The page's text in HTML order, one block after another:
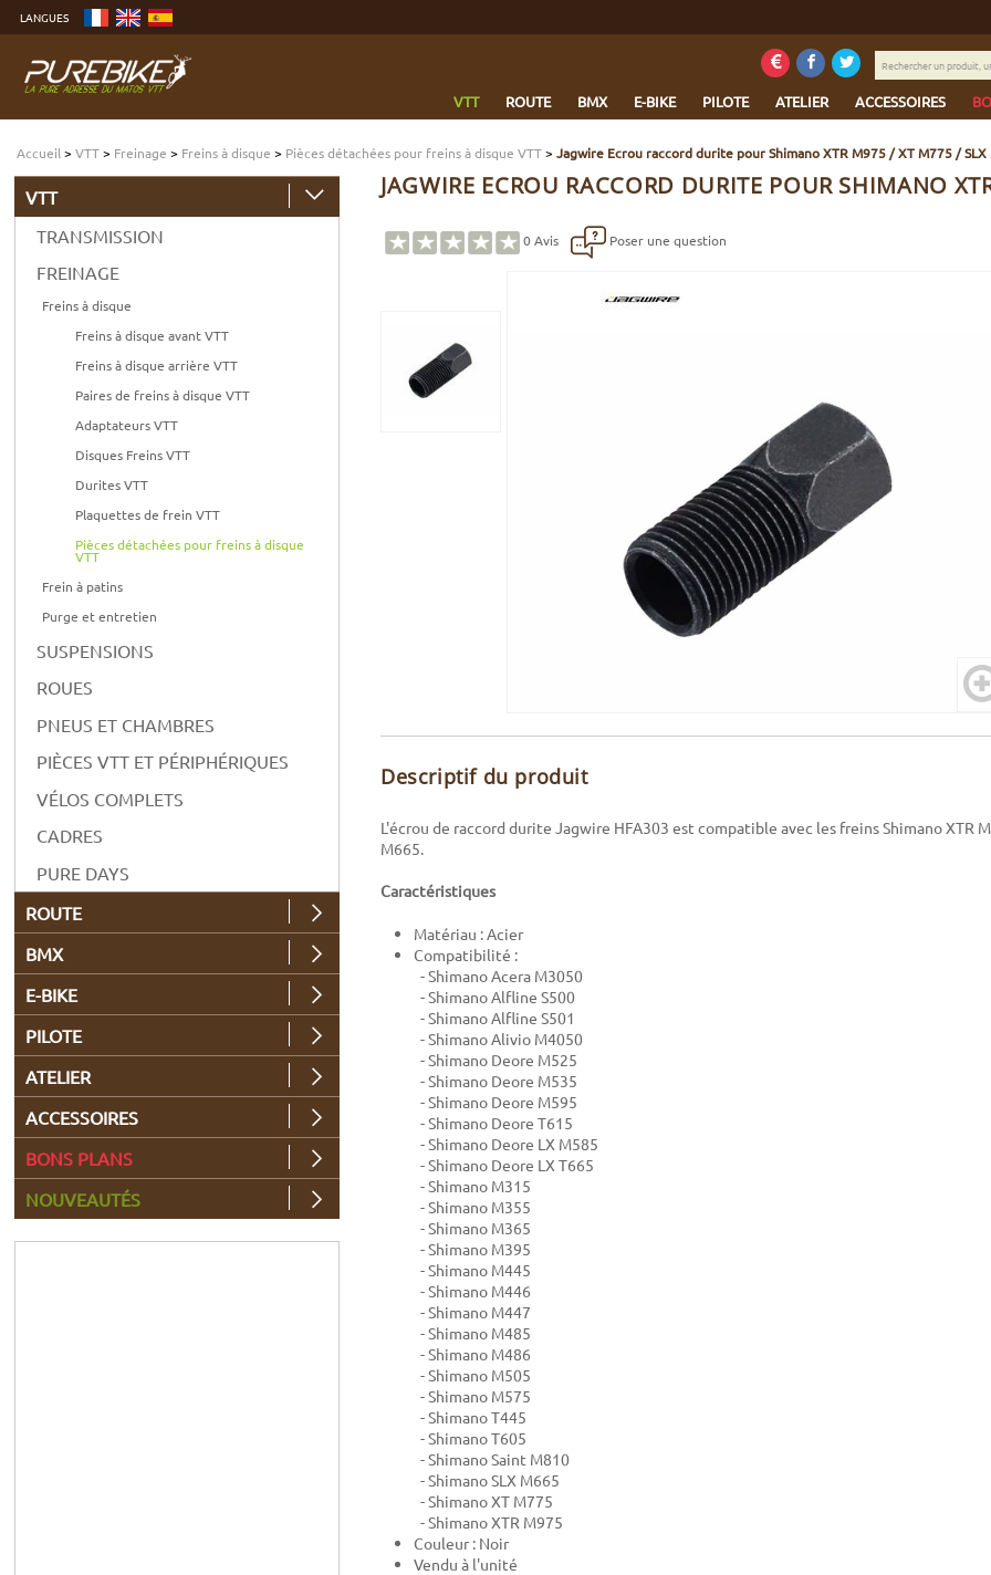
contenu
menu
Aller
LANGUES
VTT ROUTE BMX E-BIKE PILOTE ATELIER ACCESSOIRES
Rechercher
un
une
marque...
Accueil >VTT> Freinage > Freins à disque > Pièces détachées pour freins à disque VTT>Jagwire Ecrou raccord durite pour Shimano XTR M975 / XT M775 / SLX
JAGWIRE ECROU RACCORD DURITE POUR SHIMANO
0 Avis Poser une question
Descriptif du produit
L'écrou de raccord durite Jagwire HFA303 est compatible avec les freins Shimano XTR
M665.
Caractéristiques
Matériau : Acier
Compatibilité :
- Shimano Acera M3050
- Shimano Alfline S500
- Shimano Alfline S501
- Shimano Alivio M4050
- Shimano Deore M525
- Shimano Deore M535
- Shimano Deore M595
- Shimano Deore T615
- Shimano Deore LX M585
- Shimano Deore LX T665
- Shimano M315
- Shimano M355
- Shimano M365
- Shimano M395
- Shimano M445
- Shimano M446
- Shimano M447
- Shimano M485
- Shimano M486
- Shimano M505
- Shimano M575
- Shimano T445
- Shimano T605
- Shimano Saint M810
- Shimano SLX M665
- Shimano XT M775
- Shimano XTR M975
Couleur : Noir
Vendu à l'unité
VTT
TRANSMISSION
FREINAGE
Freins à disque
Freins à disque avant VTT
Freins à disque arrière VTT
Paires de freins à disque VTT
Adaptateurs VTT
Disques Freins VTT
Durites VTT
Plaquettes de frein VTT
Pièces détachées pour freins à disque
VTT
Frein à patins
Purge et entretien
SUSPENSIONS
ROUES
PNEUS ET CHAMBRES
PIÈCES VTT ET PÉRIPHÉRIQUES
VÉLOS COMPLETS
CADRES
PURE DAYS
ROUTE
BMX
E-BIKE
PILOTE
ATELIER
ACCESSOIRES
BONS PLANS
NOUVEAUTÉS